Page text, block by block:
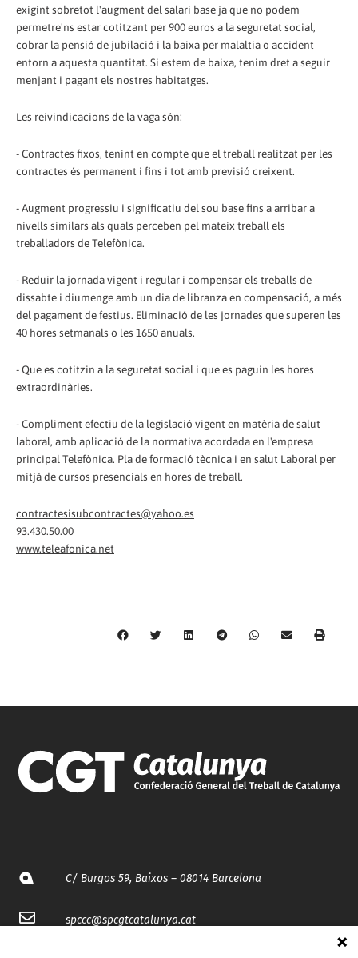
exigint sobretot l'augment del salari base ja que no podem
permetre'ns estar cotitzant per 900 euros a la seguretat social,
cobrar la pensió de jubilació i la baixa per malaltia o accident
entorn a aquesta quantitat. Si estem de baixa, tenim dret a seguir
menjant i pagant els nostres habitatges.
Les reivindicacions de la vaga són:
- Contractes fixos, tenint en compte que el treball realitzat per les
contractes és permanent i fins i tot amb previsió creixent.
- Augment progressiu i significatiu del sou base fins a arribar a
nivells similars als quals perceben pel mateix treball els
treballadors de Telefònica.
- Reduir la jornada vigent i regular i compensar els treballs de
dissabte i diumenge amb un dia de libranza en compensació, a més
del pagament de festius. Eliminació de les jornades que superen les
40 hores setmanals o les 1650 anuals.
- Que es cotitzin a la seguretat social i que es paguin les hores
extraordinàries.
- Compliment efectiu de la legislació vigent en matèria de salut
laboral, amb aplicació de la normativa acordada en l'empresa
principal Telefònica. Pla de formació tècnica i en salut Laboral per
mitjà de cursos presencials en hores de treball.
contractesisubcontractes@yahoo.es
93.430.50.00
www.teleafonica.net
C/ Burgos 59, Baixos – 08014 Barcelona
spccc@spcgtcatalunya.cat